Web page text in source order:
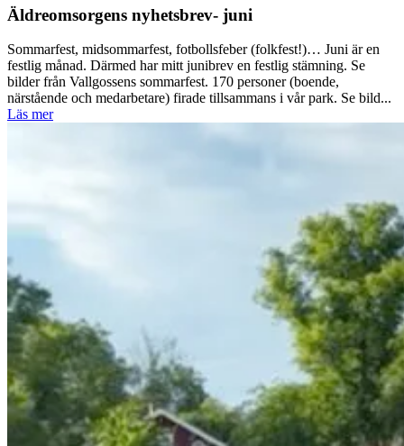
Äldreomsorgens nyhetsbrev- juni
Sommarfest, midsommarfest, fotbollsfeber (folkfest!)… Juni är en
festlig månad. Därmed har mitt junibrev en festlig stämning. Se
bilder från Vallgossens sommarfest. 170 personer (boende,
närstående och medarbetare) firade tillsammans i vår park. Se bild...
Läs mer